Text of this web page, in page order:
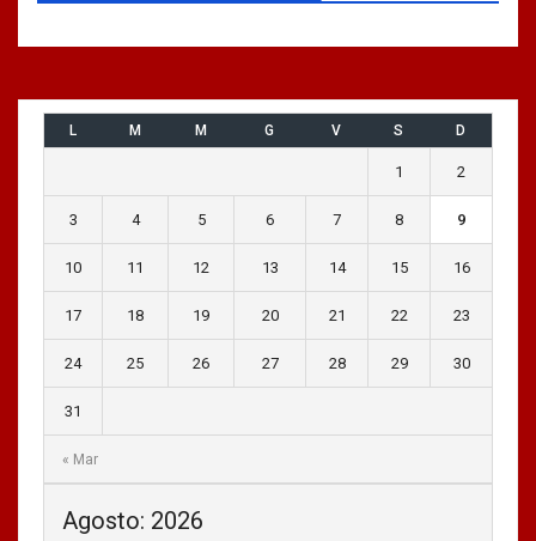
Agosto: 2026
L M M G V S D
« Mar
1 2
3 4 5 6 7 8 9
10 11 12 13 14 15 16
17 18 19 20 21 22 23
24 25 26 27 28 29 30
31